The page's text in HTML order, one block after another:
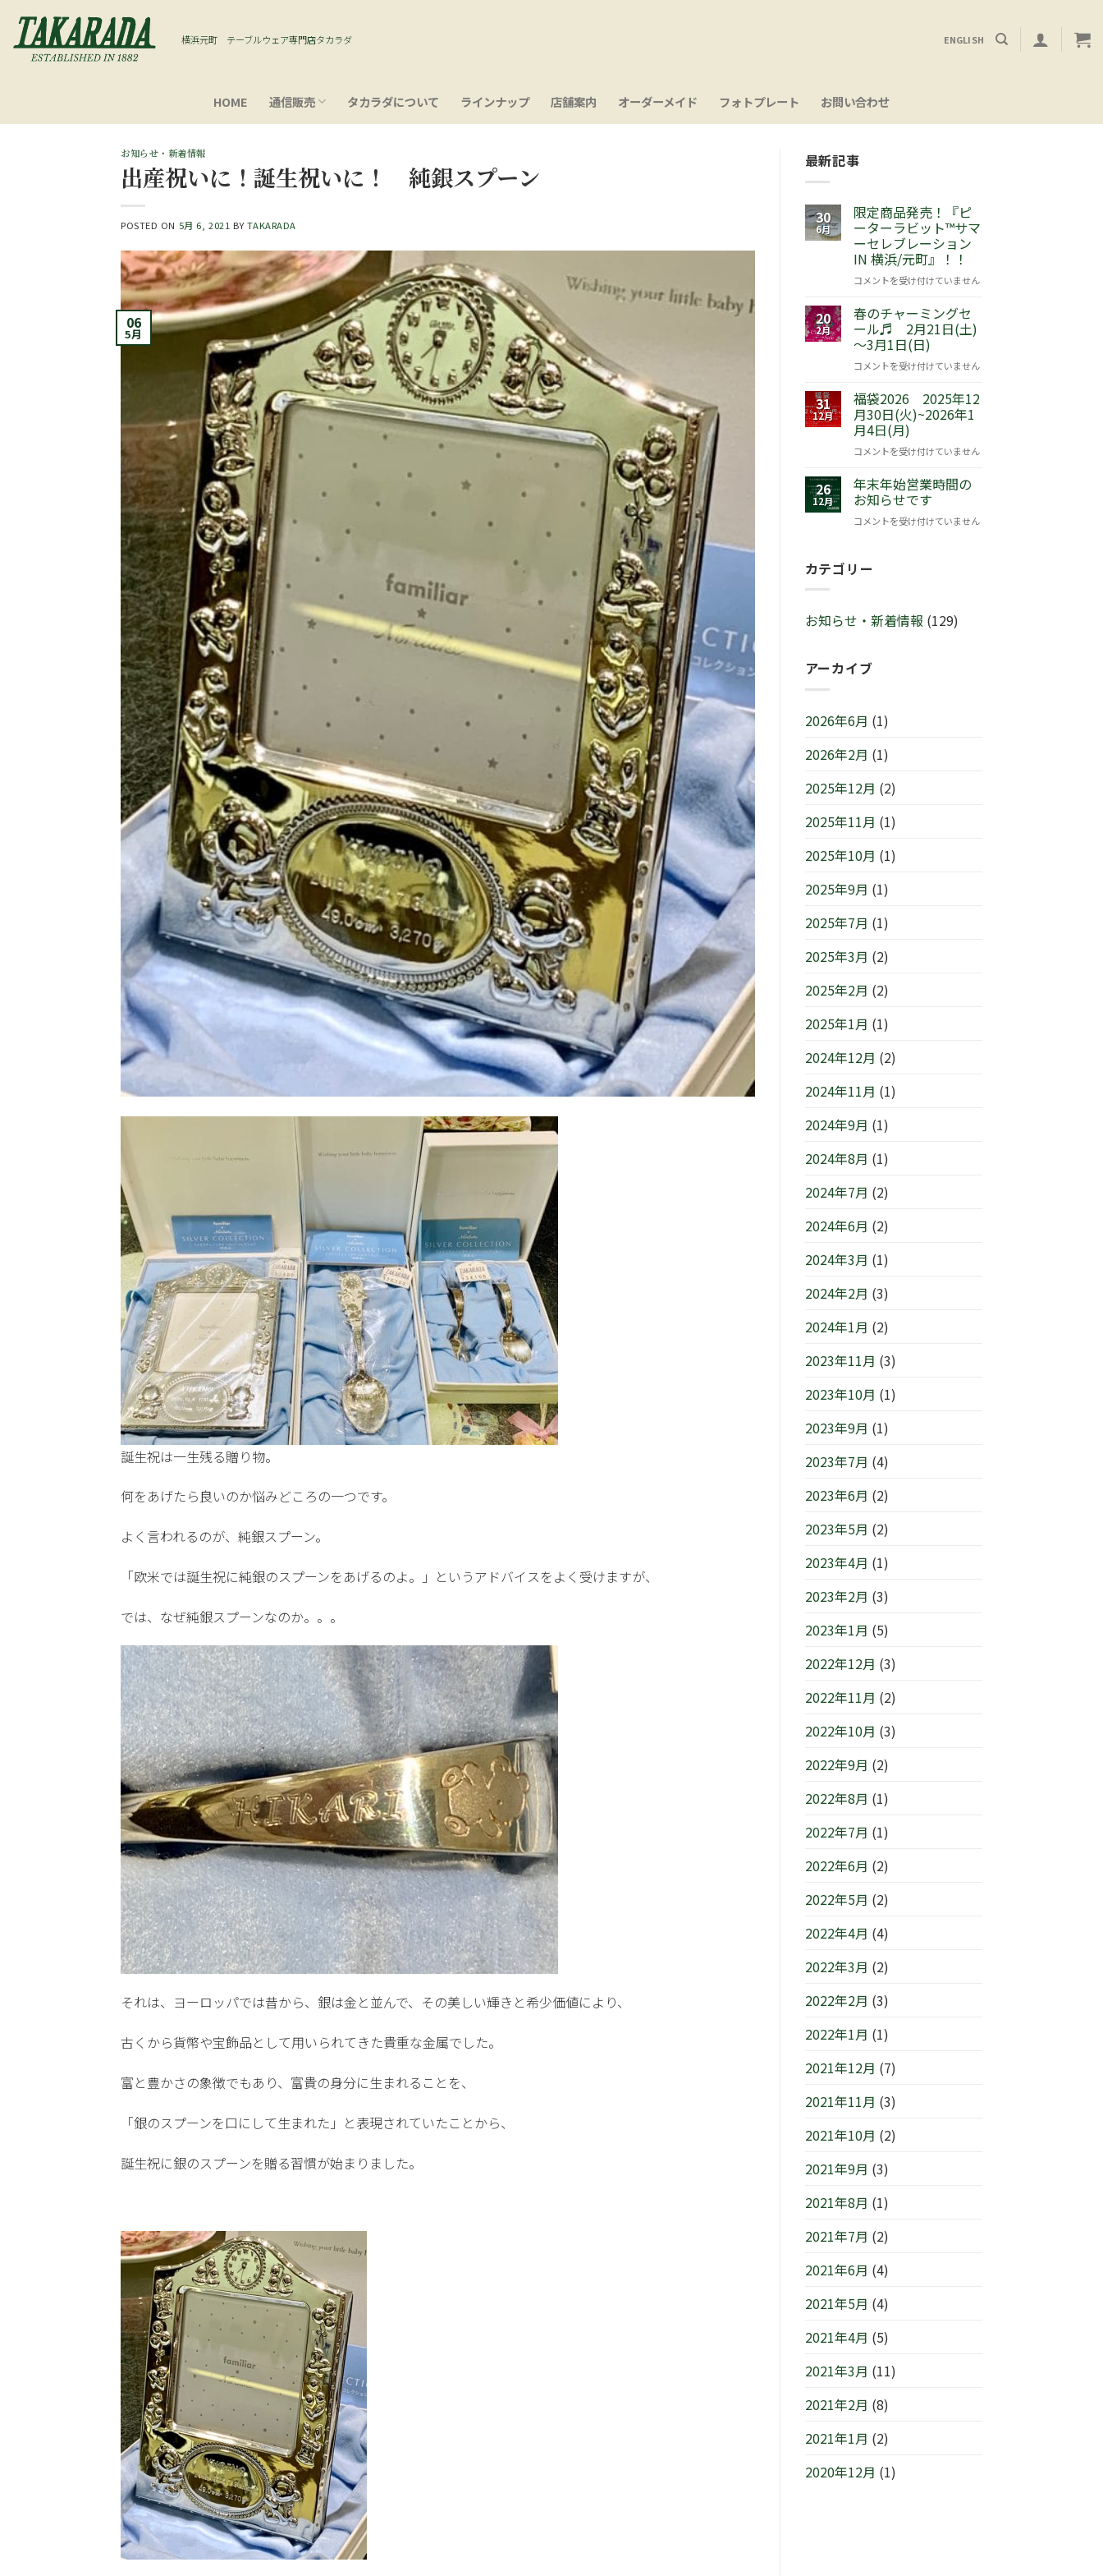
content
横浜元町 テーブルウェア専門店タカラダ ENGLISH
HOME 通信販売 タカラダについて ラインナップ 店舗案内 オーダーメイド フォトプレート お問い合わせ
お知らせ・新着情報
出産祝いに！誕生祝いに！ 純銀スプーン
POSTED ON 5月 6, 2021 BYTAKARADA
06
5月
誕生祝は一生残る贈り物。
何をあげたら良いのか悩みどころの一つです。
よく言われるのが、純銀スプーン。
「欧米では誕生祝に純銀のスプーンをあげるのよ。」というアドバイスをよく受けますが、
では、なぜ純銀スプーンなのか。。。
それは、ヨーロッパでは昔から、銀は金と並んで、その美しい輝きと希少価値により、
古くから貨幣や宝飾品として用いられてきた貴重な金属でした。
富と豊かさの象徴でもあり、富貴の身分に生まれることを、
「銀のスプーンを口にして生まれた」と表現されていたことから、
誕生祝に銀のスプーンを贈る習慣が始まりました。
最新記事
30
6月
限定商品発売！『ピ
ーターラビット™サマ
ーセレブレーション
IN 横浜/元町』！！
限
商
品
発
売！
ー
タ
ー
ビ
ッ
ト
™
サ
セ
レ
ョ
横
元
は
コメントを受け付けていません
20
2月
春のチャーミングセ
ール♬ 2月21日(土)
～3月1日(日)
春
チ
ャ
ー
ミ
グ
セ
ル
2
月
(土)
3
月
(日)
コメントを受け付けていません
31
12月
福袋2026 2025年12
月30日(火)~2026年1
月4日(月)
福
2026
2025
年
30
年
1
4
は
コメントを受け付けていません
26
12月
年末年始営業時間の
お知らせです
年
始
時
お
せ
す
コメントを受け付けていません
カテゴリー
お知らせ・新着情報 (129)
アーカイブ
2026年6月 (1)
2026年2月 (1)
2025年12月 (2)
2025年11月 (1)
2025年10月 (1)
2025年9月 (1)
2025年7月 (1)
2025年3月 (2)
2025年2月 (2)
2025年1月 (1)
2024年12月 (2)
2024年11月 (1)
2024年9月 (1)
2024年8月 (1)
2024年7月 (2)
2024年6月 (2)
2024年3月 (1)
2024年2月 (3)
2024年1月 (2)
2023年11月 (3)
2023年10月 (1)
2023年9月 (1)
2023年7月 (4)
2023年6月 (2)
2023年5月 (2)
2023年4月 (1)
2023年2月 (3)
2023年1月 (5)
2022年12月 (3)
2022年11月 (2)
2022年10月 (3)
2022年9月 (2)
2022年8月 (1)
2022年7月 (1)
2022年6月 (2)
2022年5月 (2)
2022年4月 (4)
2022年3月 (2)
2022年2月 (3)
2022年1月 (1)
2021年12月 (7)
2021年11月 (3)
2021年10月 (2)
2021年9月 (3)
2021年8月 (1)
2021年7月 (2)
2021年6月 (4)
2021年5月 (4)
2021年4月 (5)
2021年3月 (11)
2021年2月 (8)
2021年1月 (2)
2020年12月 (1)